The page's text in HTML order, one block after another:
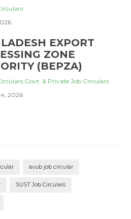
EXPORT
ZONE
(BEPZA)
Govt. & Private Job Circulars
2026
avub job circular
SUST Job Circulars